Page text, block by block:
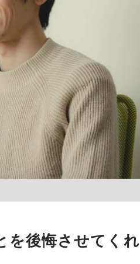
を後悔させてくれ